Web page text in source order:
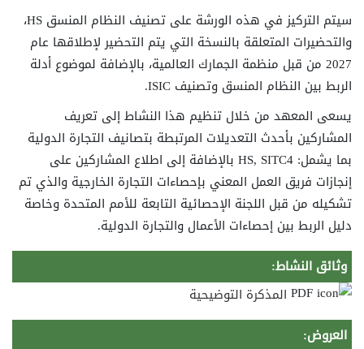
سيتم التركيز في هذه الورشة على تصنيف النظام المنسق HS،
والتحضيرات المتعلقة بالنسخة التي يتم التحضير لإطلاقها عام
2027 من قبل منظمة الجمارك العالمية، بالإضافة لموضوع أدلة
الربط بين النظام المنسق وتصنيف ISIC.
يسعى المعهد من خلال تنظيم هذا النشاط إلى تعريف
المشاركين بأحدث التعديلات المرتبطة بتصانيف التجارة الدولية
بما يشمل: HS, SITC4 بالإضافة إلى اطلاع المشاركين على
إنجازات فريق العمل المعني بإحصاءات التجارة الخارجية والذي تم
تشكيله من قبل اللجنة الإحصائية التابعة للأمم المتحدة وخاصة
دليل الربط بين إحصاءات الأعمال والتجارة الدولية.
وثائق النشاط:
المذكرة التوضيحية
العروض: